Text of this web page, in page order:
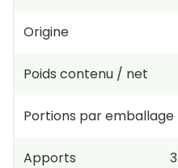
Origine
Poids contenu / net
Portions par emballage
Apports
3